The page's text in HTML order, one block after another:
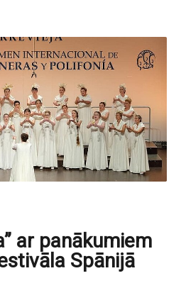
ar panākumiem
Spānijā